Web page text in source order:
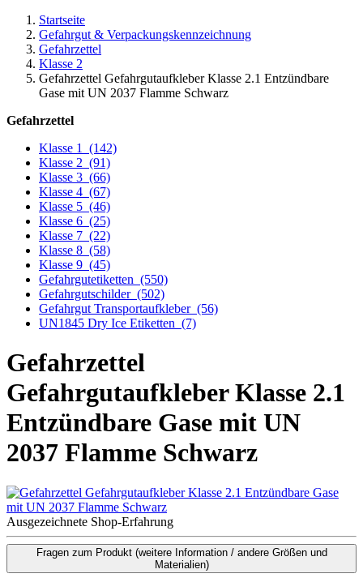
Startseite
Gefahrgut & Verpackungskennzeichnung
Gefahrzettel
Klasse 2
Gefahrzettel Gefahrgutaufkleber Klasse 2.1 Entzündbare
Gase mit UN 2037 Flamme Schwarz
Gefahrzettel
Klasse 1
(142)
Klasse 2 (91)
Klasse 3 (66)
Klasse 4 (67)
Klasse 5 (46)
Klasse 6 (25)
Klasse 7 (22)
Klasse 8 (58)
Klasse 9 (45)
Gefahrgutetiketten (550)
Gefahrgutschilder (502)
Gefahrgut Transportaufkleber (56)
UN1845 Dry Ice Etiketten (7)
Gefahrzettel
Gefahrgutaufkleber Klasse 2.1
Entzündbare Gase mit UN
2037 Flamme Schwarz
Ausgezeichnete Shop-Erfahrung
Fragen zum Produkt (weitere Information / andere Größen und
Materialien)